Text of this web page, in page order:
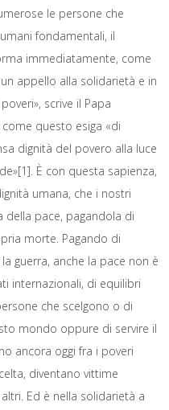
le persone che
fondamentali, il
immediatamente, come
appello alla solidarietà e in
scrive il Papa
questo esiga «di
dignità del povero alla luce
È con questa sapienza,
umana, che i nostri
della pace, pagandola di
morte. Pagando di
guerra, anche la pace non è
internazionali, di equilibri
che scelgono o di
mondo oppure di servire il
ancora oggi fra i poveri
diventano vittime
Ed è nella solidarietà a